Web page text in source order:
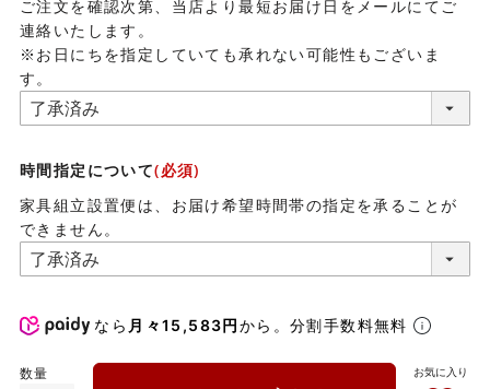
ご注文を確認次第、当店より最短お届け日をメールにてご
連絡いたします。
※お日にちを指定していても承れない可能性もございま
す。
時間指定について(必須)
家具組立設置便は、お届け希望時間帯の指定を承ることが
できません。
なら 月々15,583円から。分割手数料無料